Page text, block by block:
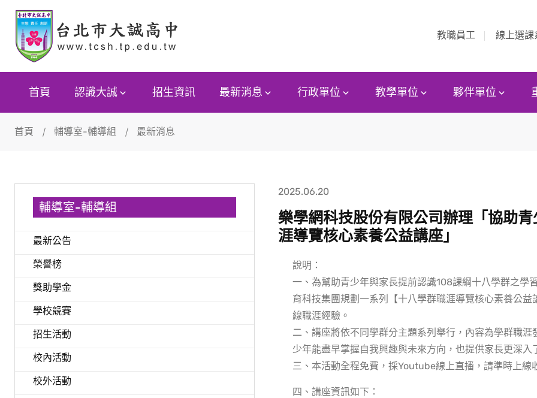
教職員工 線上選課
首頁 認識大誠 招生資訊 最新消息 行政單位 教學單位 夥伴單位
首頁 輔導室-輔導組 最新消息
輔導室-輔導組
最新公告
榮譽榜
獎助學金
學校競賽
招生活動
校內活動
校外活動
2025.06.20
樂學網科技股份有限公司辦理「協助
涯導覽核心素養公益講座」
說明：
一、為幫助青少年與家長提前認識108課綱十八學群之學
育科技集團規劃一系列【十八學群職涯導覽核心素養公
線職涯經驗。
二、講座將依不同學群分主題系列舉行，內容為學群職
少年能盡早掌握自我興趣與未來方向，也提供家長更深入
三、本活動全程免費，採Youtube線上直播，請準時上線
四、講座資訊如下：